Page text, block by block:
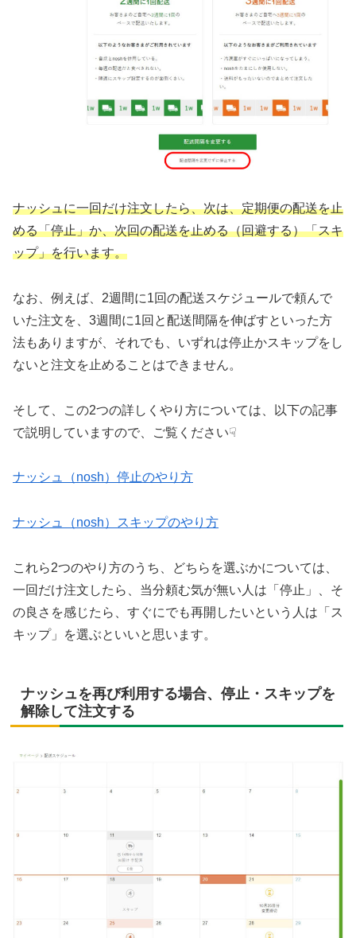
ナッシュに一回だけ注文したら、次は、定期便の配送を止
める「停止」か、次回の配送を止める（回避する）「スキ
ップ」を行います。
なお、例えば、2週間に1回の配送スケジュールで頼んで
いた注文を、3週間に1回と配送間隔を伸ばすといった方
法もありますが、それでも、いずれは停止かスキップをし
ないと注文を止めることはできません。
そして、この2つの詳しくやり方については、以下の記事
で説明していますので、ご覧ください☟
ナッシュ（nosh）停止のやり方
ナッシュ（nosh）スキップのやり方
これら2つのやり方のうち、どちらを選ぶかについては、
一回だけ注文したら、当分頼む気が無い人は「停止」、そ
の良さを感じたら、すぐにでも再開したいという人は「ス
キップ」を選ぶといいと思います。
ナッシュを再び利用する場合、停止・スキップを
解除して注文する